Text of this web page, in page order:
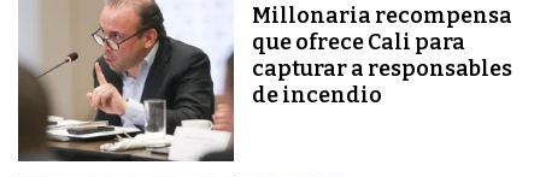
Millonaria recompensa
que ofrece Cali para
capturar a responsables
de incendio